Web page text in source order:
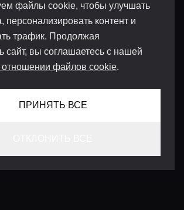
файлы cookie, чтобы улучшать
персонализировать контент и
трафик. Продолжая
сайт, вы соглашаетесь с нашей
отношении файлов cookie.
ПРИНЯТЬ ВСЕ